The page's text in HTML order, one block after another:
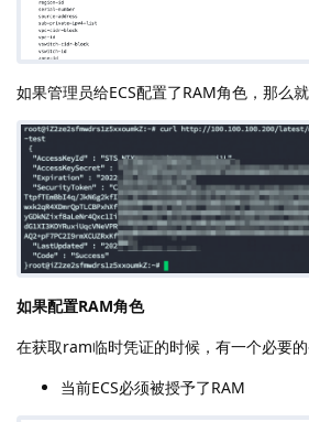
如果管理员给ECS配置了RAM角色，那么
如果配置RAM角色
在获取ram临时凭证的时候，有一个必要
当前ECS必须被授予了RAM